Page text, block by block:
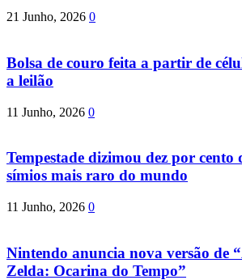
21 Junho, 2026 0
Bolsa de couro feita a partir de
a leilão
11 Junho, 2026 0
Tempestade dizimou dez por cento
símios mais raro do mundo
11 Junho, 2026 0
Nintendo anuncia nova versão de
Zelda: Ocarina do Tempo”